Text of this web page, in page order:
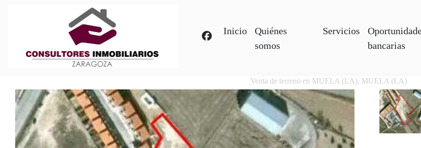
Inicio
Quiénes
somos
Servicios
bancarias
Venta de terreno en MUELA (LA), MUELA (LA)